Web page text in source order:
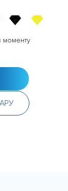
моменту